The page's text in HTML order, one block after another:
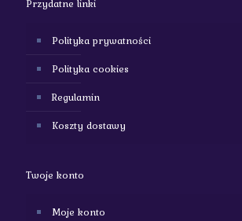
Przydatne linki
Polityka prywatności
Polityka cookies
Regulamin
Koszty dostawy
Twoje konto
Moje konto